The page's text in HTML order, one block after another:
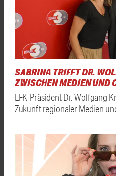
SABRINA TRIFFT DR.
ZWISCHEN MEDIEN UND
LFK-Präsident Dr. Wolfgang
Zukunft regionaler Medien